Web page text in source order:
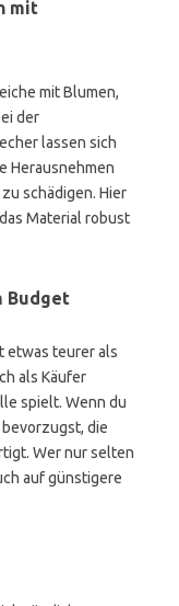
mit
mit Blumen,
der
lassen sich
Herausnehmen
schädigen. Hier
Material robust
Budget
etwas teurer als
als Käufer
spielt. Wenn du
die
Wer nur selten
auf günstigere